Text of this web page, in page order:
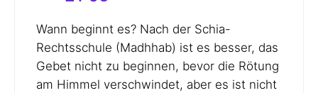
Wann beginnt es? Nach der Schia-
Rechtsschule (Madhhab) ist es besser, das
Gebet nicht zu beginnen, bevor die Rötung
am Himmel verschwindet, aber es ist nicht